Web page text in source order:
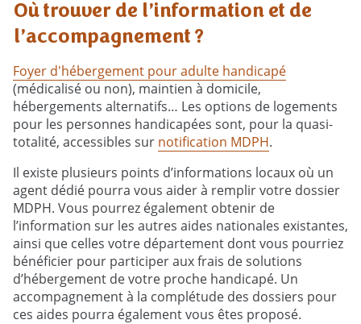
Où trouver de l’information et de
l’accompagnement ?
Foyer d'hébergement pour adulte handicapé
(médicalisé ou non), maintien à domicile,
hébergements alternatifs… Les options de logements
pour les personnes handicapées sont, pour la quasi-
totalité, accessibles sur notification MDPH.
Il existe plusieurs points d’informations locaux où un
agent dédié pourra vous aider à remplir votre dossier
MDPH. Vous pourrez également obtenir de
l’information sur les autres aides nationales existantes,
ainsi que celles votre département dont vous pourriez
bénéficier pour participer aux frais de solutions
d’hébergement de votre proche handicapé. Un
accompagnement à la complétude des dossiers pour
ces aides pourra également vous êtes proposé.